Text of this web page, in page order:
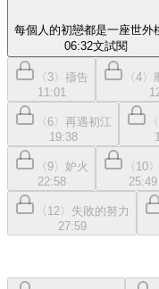
每個人的初戀都是一座世外
06:32文試閱
〈3〉禱告
11:01
〈4
〈6〉再遇初江
19:38
〈9〉妒火
22:58
〈10
25:49
〈12〉失敗的努力
27:59